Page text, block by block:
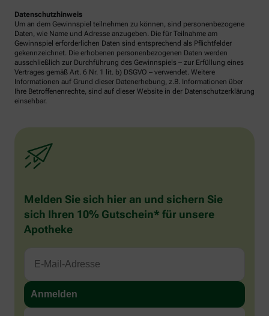
Datenschutzhinweis
Um an dem Gewinnspiel teilnehmen zu können, sind personenbezogene
Daten, wie Name und Adresse anzugeben. Die für Teilnahme am
Gewinnspiel erforderlichen Daten sind entsprechend als Pflichtfelder
gekennzeichnet. Die erhobenen personenbezogenen Daten werden
ausschließlich zur Durchführung des Gewinnspiels – zur Erfüllung eines
Vertrages gemäß Art. 6 Nr. 1 lit. b) DSGVO – verwendet. Weitere
Informationen auf Grund dieser Datenerhebung, z.B. Informationen über
Ihre Betroffenenrechte, sind auf dieser Website in der Datenschutzerklärung
einsehbar.
Melden Sie sich hier an und sichern Sie
sich Ihren 10% Gutschein* für unsere
Apotheke